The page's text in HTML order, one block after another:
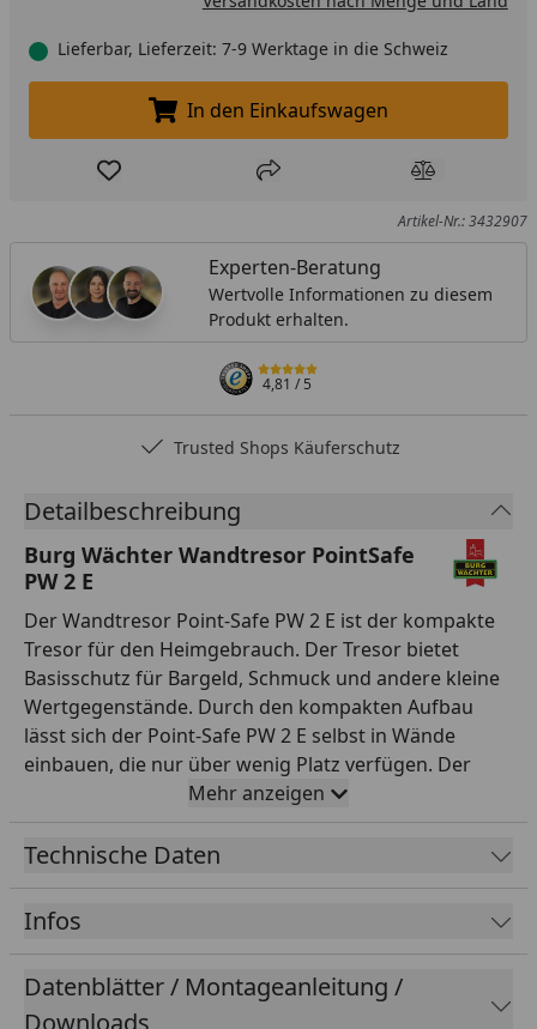
Lieferbar, Lieferzeit: 7-9 Werktage in die Schweiz
In den Einkaufswagen legen
In den Einkaufswagen
Produkt zur Wunschliste hinzufügen
Teilen Produkt
Artikel-Nr.: 3432907
Experten-Beratung
Wertvolle Informationen zu diesem
Produkt erhalten.
4,81/ 5
Trusted Shops Käuferschutz
Detailbeschreibung
Burg Wächter Wandtresor PointSafe
PW 2 E
Der Wandtresor Point-Safe PW 2 E ist der kompakte
Tresor für den Heimgebrauch. Der Tresor bietet
Basisschutz für Bargeld, Schmuck und andere kleine
Wertgegenstände. Durch den kompakten Aufbau
lässt sich der Point-Safe PW 2 E selbst in Wände
einbauen, die nur über wenig Platz verfügen. Der
Point-Safe PW 2 E ist aus einem soliden, einwandigen
Korpus konstruiert. Damit wird ein kurzfristiges
Aufbrechen verhindert. Zusatzschutz: Dank des
Entwendung des Tresors nicht möglich. Geöffnet und
geschlossen wird der Tresor über das elektronische
Benutzercode zur Verfügung. Die sechsstellige
Kombination kann frei gewählt werden. Das
Mehr anzeigen
Technische Daten
Infos
Datenblätter / Montageanleitung /
Downloads